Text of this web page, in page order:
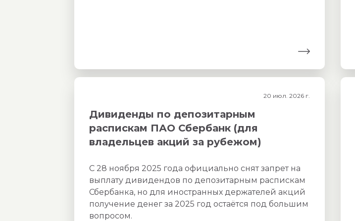
20 июл. 2026 г.
Дивиденды по депозитарным
распискам ПАО Сбербанк (для
владельцев акций за рубежом)
С 28 ноября 2025 года официально снят запрет на
выплату дивидендов по депозитарным распискам
Сбербанка, но для иностранных держателей акций
получение денег за 2025 год остаётся под большим
вопросом.